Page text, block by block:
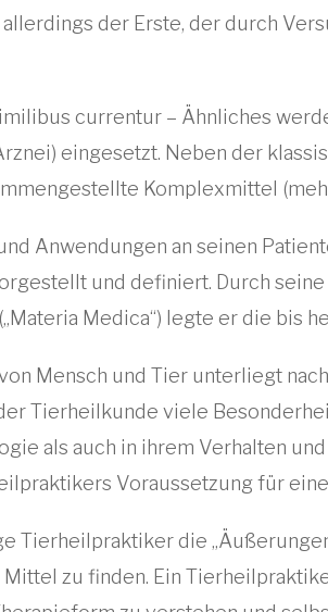
der Erste, der durch
currentur – Ähnliches
eingesetzt. Neben der
Komplexmittel
Anwendungen an seinen
und definiert. Durch
Medica“) legte er die bis
Mensch und Tier unterliegt
Tierheilkunde viele
als auch in ihrem Verhalten
Voraussetzung für
Tierheilpraktiker die
zu finden. Ein